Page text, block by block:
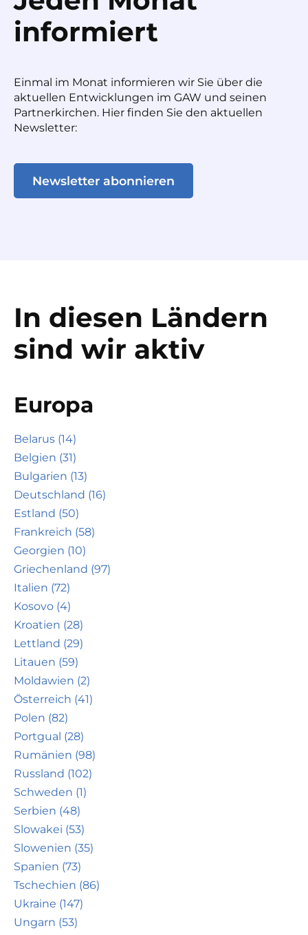
informiert
Einmal im Monat informieren wir Sie über die
aktuellen Entwicklungen im GAW und seinen
Partnerkirchen. Hier finden Sie den aktuellen
Newsletter:
Newsletter abonnieren
In diesen Ländern
sind wir aktiv
Europa
Belarus (14)
Belgien (31)
Bulgarien (13)
Deutschland (16)
Estland (50)
Frankreich (58)
Georgien (10)
Griechenland (97)
Italien (72)
Kosovo (4)
Kroatien (28)
Lettland (29)
Litauen (59)
Moldawien (2)
Österreich (41)
Polen (82)
Portgual (28)
Rumänien (98)
Russland (102)
Schweden (1)
Serbien (48)
Slowakei (53)
Slowenien (35)
Spanien (73)
Tschechien (86)
Ukraine (147)
Ungarn (53)